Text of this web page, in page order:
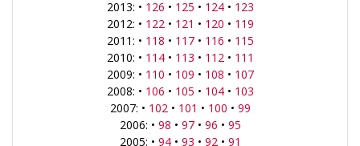
2013: • 126 • 125 • 124• 123
2012: • 122• 121 • 120 • 119
2011: • 118 • 117• 116 • 115
2010: • 114• 113 • 112• 111
2009: • 110 • 109 • 108 • 107
2008: • 106 • 105 • 104• 103
2007: • 102• 101 • 100 • 99
2006: • 98 • 97• 96 • 95
2005: • 94• 93 • 92• 91